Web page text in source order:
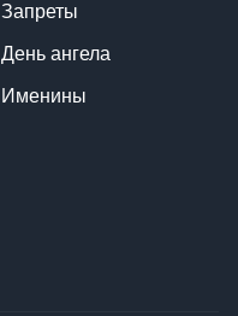
Запреты
День ангела
Именины